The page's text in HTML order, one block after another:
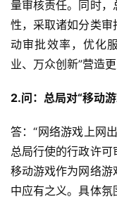
量审核责任。同时
性，采取诸如分类
动审批效率，优化
业、万众创新”营造
2.问：总局对“移动
答：“网络游戏上网
总局行使的行政许可
移动游戏作为网络
中应有之义。具体